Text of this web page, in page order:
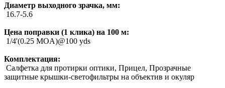
Диаметр выходного зрачка, мм:
16.7-5.6
Цена поправки (1 клика) на 100 м:
1/4'(0.25 MOA)@100 yds
Комплектация:
Салфетка для протирки оптики, Прицел, Прозрачные
защитные крышки-светофильтры на объектив и окуляр